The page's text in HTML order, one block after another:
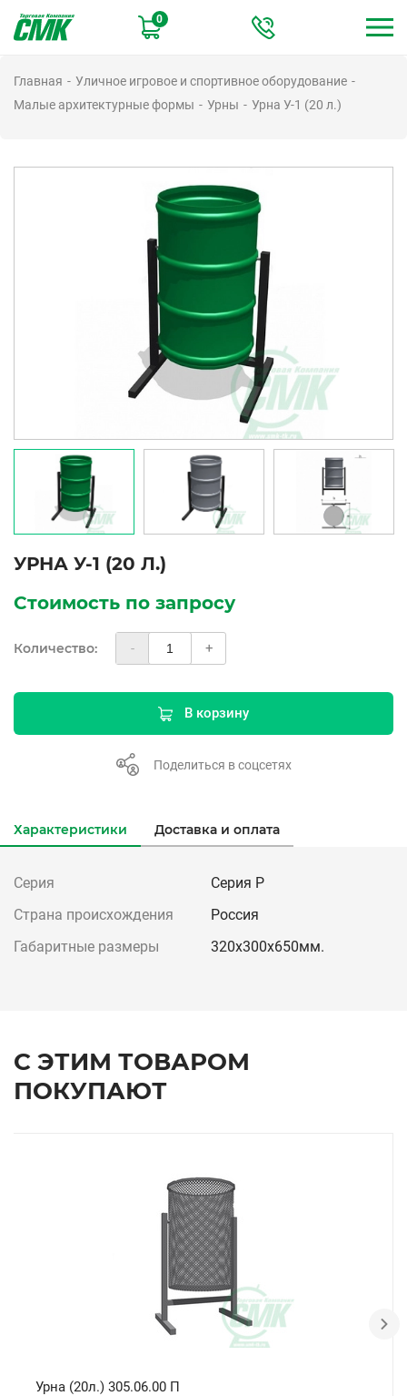
основному
0
Главная
Уличное игровое и спортивное оборудование
Малые архитектурные формы
Урны Урна У-1 (20 л.)
УРНА У-1 (20 Л.)
Стоимость по запросу
Количество: - +
В корзину
Поделиться в соцсетях
Характеристики Доставка и оплата
Серия
Серия Р
Страна происхождения
Россия
Габаритные размеры
320х300х650мм.
С ЭТИМ ТОВАРОМ
ПОКУПАЮТ
Урна (20л.) 305.06.00 П